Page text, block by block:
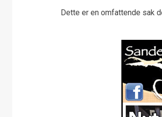
Dette er en omfattende sak